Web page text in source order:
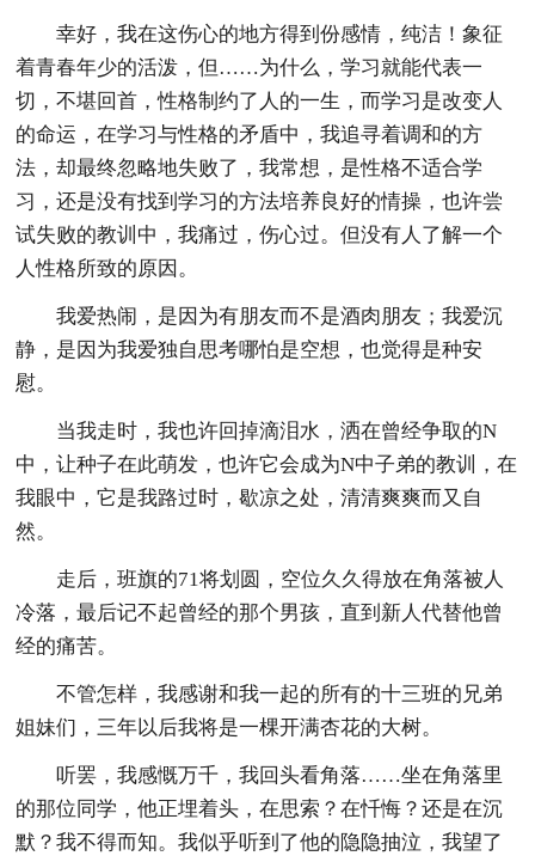
幸好，我在这伤心的地方得到份感情，纯洁！象征
着青春年少的活泼，但……为什么，学习就能代表一
切，不堪回首，性格制约了人的一生，而学习是改变人
的命运，在学习与性格的矛盾中，我追寻着调和的方
法，却最终忽略地失败了，我常想，是性格不适合学
习，还是没有找到学习的方法培养良好的情操，也许尝
试失败的教训中，我痛过，伤心过。但没有人了解一个
人性格所致的原因。
我爱热闹，是因为有朋友而不是酒肉朋友；我爱沉
静，是因为我爱独自思考哪怕是空想，也觉得是种安
慰。
当我走时，我也许回掉滴泪水，洒在曾经争取的N
中，让种子在此萌发，也许它会成为N中子弟的教训，在
我眼中，它是我路过时，歇凉之处，清清爽爽而又自
然。
走后，班旗的71将划圆，空位久久得放在角落被人
冷落，最后记不起曾经的那个男孩，直到新人代替他曾
经的痛苦。
不管怎样，我感谢和我一起的所有的十三班的兄弟
姐妹们，三年以后我将是一棵开满杏花的大树。
听罢，我感慨万千，我回头看角落……坐在角落里
的那位同学，他正埋着头，在思索？在忏悔？还是在沉
默？我不得而知。我似乎听到了他的隐隐抽泣，我望了